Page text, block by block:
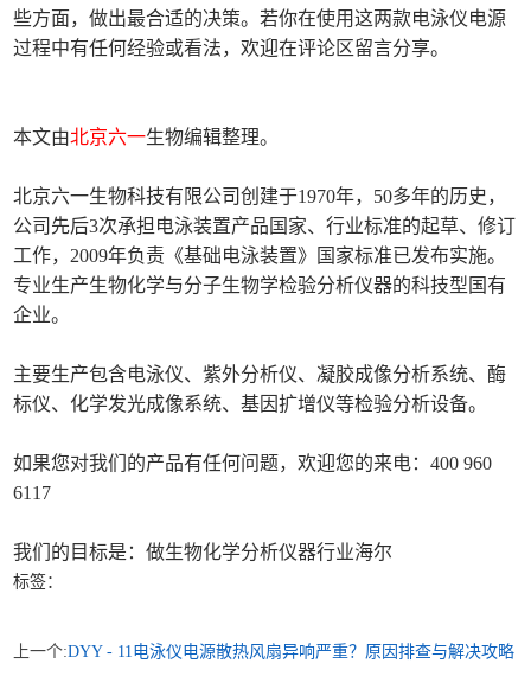
些方面，做出最合适的决策。若你在使用这两款电泳仪电源
过程中有任何经验或看法，欢迎在评论区留言分享。
本文由北京六一生物编辑整理。
北京六一生物科技有限公司创建于1970年，50多年的历史，
公司先后3次承担电泳装置产品国家、行业标准的起草、修订
工作，2009年负责《基础电泳装置》国家标准已发布实施。
专业生产生物化学与分子生物学检验分析仪器的科技型国有
企业。
主要生产包含电泳仪、紫外分析仪、凝胶成像分析系统、酶
标仪、化学发光成像系统、基因扩增仪等检验分析设备。
如果您对我们的产品有任何问题，欢迎您的来电：400 960
6117
我们的目标是：做生物化学分析仪器行业海尔
标签：
上一个:DYY - 11电泳仪电源散热风扇异响严重？原因排查与解决攻略